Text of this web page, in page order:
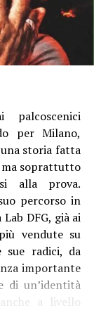
è lunga
e specifici
anche
il direttore
Consorzio di
regionale
generale di
della
Vittorio
Giannetti.
per Milano,
storia fatta
soprattutto
alla prova.
percorso in
DFG, già ai
vendute su
sue radici, da
importante
di un’identità
a livello